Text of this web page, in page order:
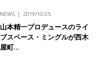
NEWS 2019/10/25
山本精一プロデュースのライ
ブスペース・ミングルが西木
屋町…